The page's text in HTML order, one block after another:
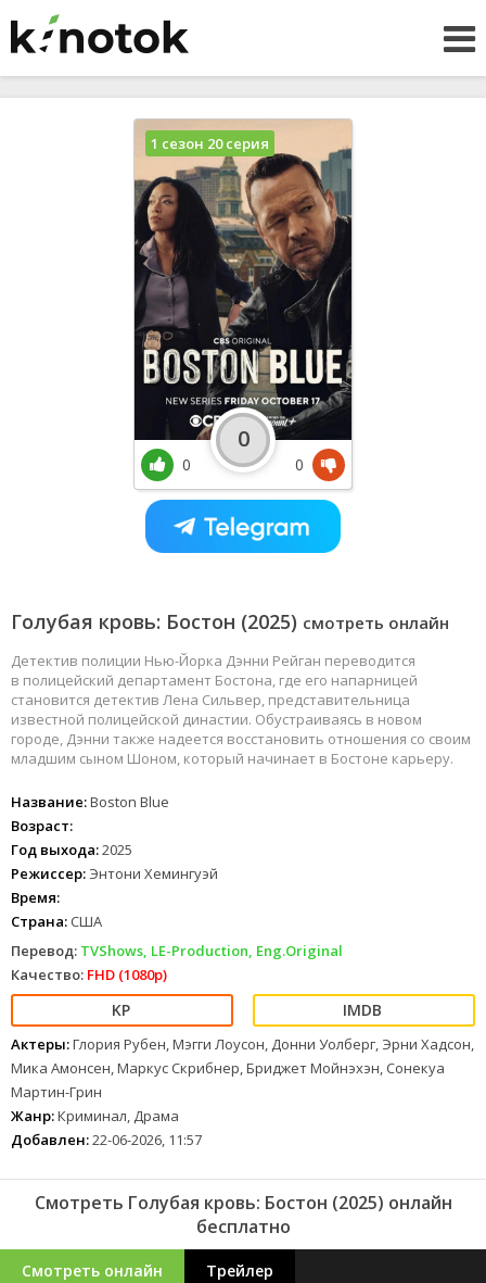
Голубая кровь: Бостон (2025) смотреть онлайн
Детектив полиции Нью-Йорка Дэнни Рейган переводится
в полицейский департамент Бостона, где его напарницей
становится детектив Лена Сильвер, представительница
известной полицейской династии. Обустраиваясь в новом
городе, Дэнни также надеется восстановить отношения со своим
младшим сыном Шоном, который начинает в Бостоне карьеру.
Название:Boston Blue
Возраст:
Год выхода:2025
Режиссер: Энтони Хемингуэй
Время:
Страна: США
Перевод: TVShows, LE-Production, Eng.Original
Качество: FHD (1080p)
Актеры:Глория Рубен, Мэгги Лоусон, Донни Уолберг, Эрни Хадсон,
Мика Амонсен, Маркус Скрибнер, Бриджет Мойнэхэн, Сонекуа
Мартин-Грин
Жанр:Криминал, Драма
Добавлен:22-06-2026, 11:57
1 сезон 20 серия
0
0
0
Смотреть Голубая кровь: Бостон (2025) онлайн
бесплатно
Смотреть онлайн Трейлер